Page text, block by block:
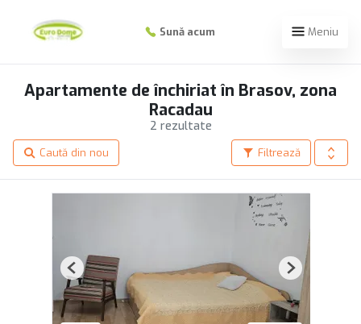
Sună acum Meniu
2 rezultate
Apartamente de închiriat în Brasov, zona
Racadau
Filtrează
Caută din nou
Previous Next